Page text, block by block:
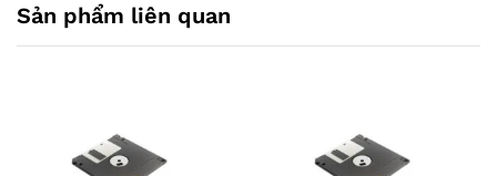
Sản phẩm liên quan